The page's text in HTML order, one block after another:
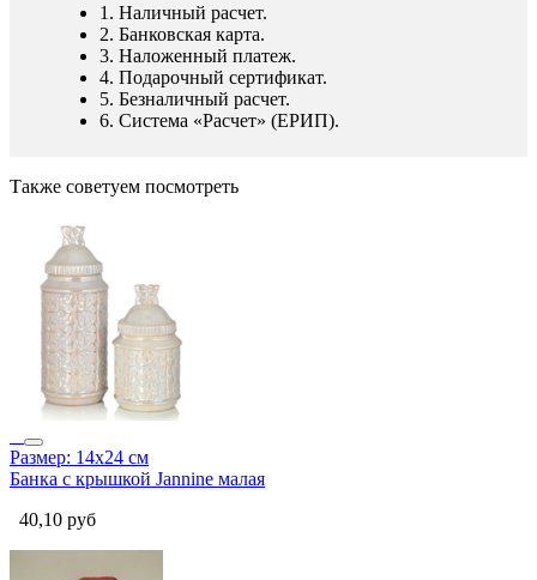
1. Наличный расчет.
2. Банковская карта.
3. Наложенный платеж.
4. Подарочный сертификат.
5. Безналичный расчет.
6. Система «Расчет» (ЕРИП).
Также советуем посмотреть
Размер: 14х24 см
Банка с крышкой Jannine малая
40,10 руб